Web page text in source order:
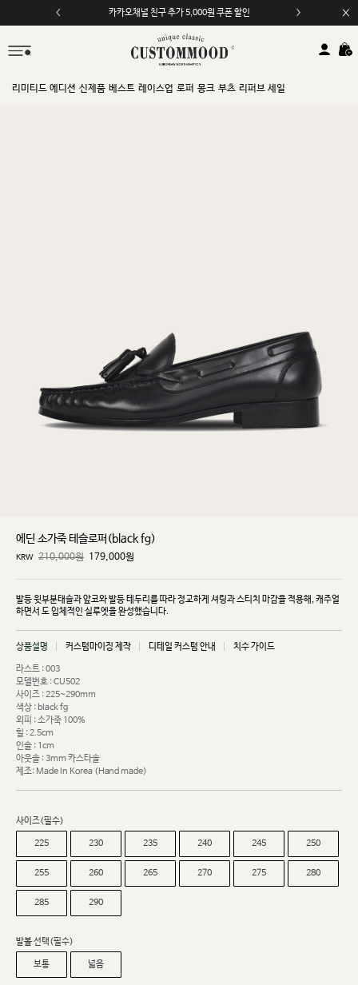
카카오채널 친구 추가 5,000원 쿠폰 할인
리미티드 에디션 신제품 베스트 레이스업 로퍼 몽크 부츠 리퍼브 세일
에딘 소가죽 테슬로퍼(black fg)
KRW 210,000원 179,000원
발등 윗부분태슬과 앞코와 발등 테두리를 따라 정교하게 셔링과 스티치 마감을 적용해, 캐주얼
하면서 도 입체적인 실루엣을 완성했습니다.
상품설명 커스텀마이징 제작 디테일 커스텀 안내 치수 가이드
라스트 : 003
모델번호 : CU502
사이즈 : 225~290mm
색상 : black fg
외피 : 소가죽 100%
힐 : 2.5cm
인솔 : 1cm
아웃솔 : 3mm 카스타솔
제조: Made In Korea (Hand made)
사이즈(필수)
225 230 235 240 245 250
255 260 265 270 275 280
285 290
발볼 선택(필수)
보통 넓음